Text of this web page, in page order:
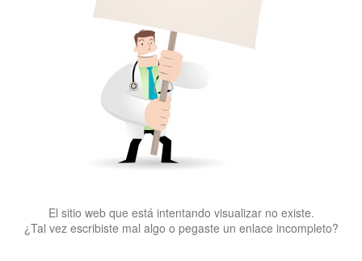
El sitio web que está intentando visualizar no existe.
¿Tal vez escribiste mal algo o pegaste un enlace incompleto?